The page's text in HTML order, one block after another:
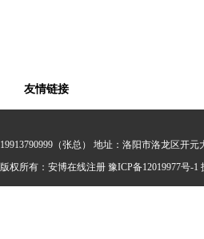
友情链接
19913790999（张总） 地址：洛阳市洛龙区开元
版权所有：安博在线注册 豫ICP备12019977号-1